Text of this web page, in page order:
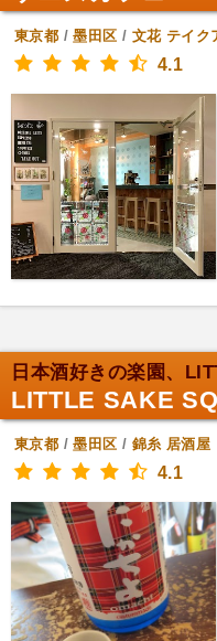
東京都 /墨田区 / 文花 テイク
4.1
日本酒好きの楽園、
LITTLE SAKE
東京都 /墨田区 / 錦糸 居酒屋
4.1